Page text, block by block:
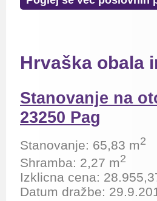
Hrvaška obala
Stanovanje na
23250 Pag
Stanovanje: 65,83 m2
Shramba: 2,27 m2
Izklicna cena:
Datum dražbe: